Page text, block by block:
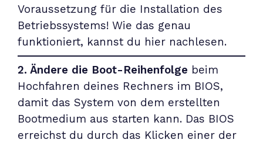
Voraussetzung für die Installation des
Betriebssystems! Wie das genau
funktioniert, kannst du hier nachlesen.
2. Ändere die Boot-Reihenfolge beim
Hochfahren deines Rechners im BIOS,
damit das System von dem erstellten
Bootmedium aus starten kann. Das BIOS
erreichst du durch das Klicken einer der